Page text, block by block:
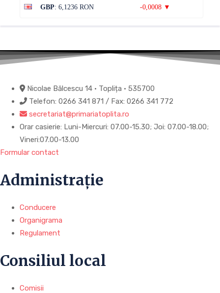
GBP: 6,1236 RON -0,0008 ▼
Nicolae Bălcescu 14 • Toplița • 535700
Telefon: 0266 341 871 / Fax: 0266 341 772
secretariat@primariatoplita.ro
Orar casierie: Luni-Miercuri: 07.00-15.30; Joi: 07.00-18.00;
Vineri:07.00-13.00
Formular contact
Administrație
Conducere
Organigrama
Regulament
Consiliul local
Comisii